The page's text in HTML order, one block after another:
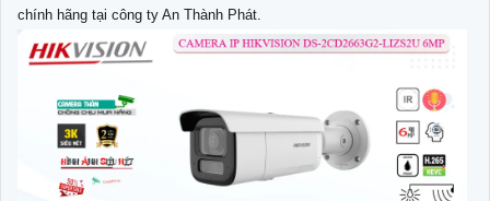
chính hãng tại công ty An Thành Phát.